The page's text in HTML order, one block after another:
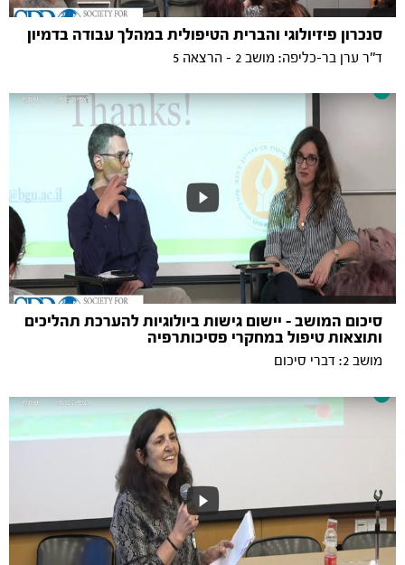
סנכרון פיזיולוגי והברית הטיפולית במהלך עבודה בדמיון
ד''ר ערן בר-כליפה: מושב 2 - הרצאה 5
סיכום המושב - יישום גישות ביולוגיות להערכת תהליכים
ותוצאות טיפול במחקרי פסיכותרפיה
מושב 2: דברי סיכום